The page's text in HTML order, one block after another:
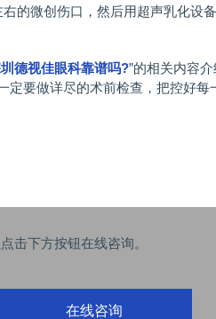
的微创伤口，然后用超声乳化设
德视佳眼科靠谱吗?”的相关内容
要做详尽的术前检查，把控好每
击下方按钮在线咨询。
在线咨询